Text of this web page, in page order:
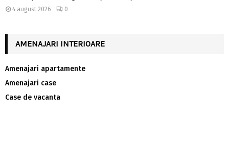
4 august 2026 0
AMENAJARI INTERIOARE
Amenajari apartamente
Amenajari case
Case de vacanta